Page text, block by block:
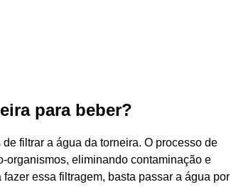
para beber?
filtrar a água da torneira. O processo de
organismos, eliminando contaminação e
essa filtragem, basta passar a água por